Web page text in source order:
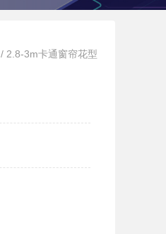
/ 2.8-3m卡通窗帘花型